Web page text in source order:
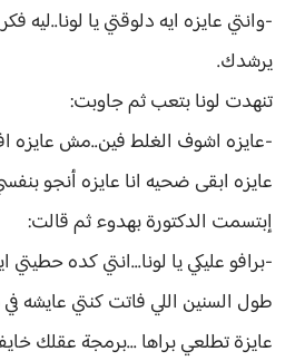
-وانتي عايزه ايه دلوقتي يا لونا..ليه
يرشدك.
تنهدت لونا بتعب ثم جاوبت:
-عايزه اشوف الغلط فين..مش عايزه
عايزه ابقى ضحيه انا عايزه أنجو
إبتسمت الدكتورة بهدوء ثم قالت:
-برافو عليكي يا لونا...انتي كده
طول السنين اللي فاتت كنتي
عايزة تطلعي براها ...برمجة عقلك